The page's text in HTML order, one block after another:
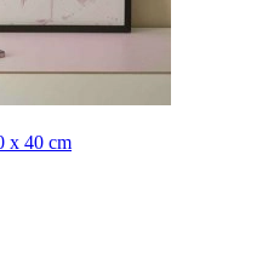
x 40 cm